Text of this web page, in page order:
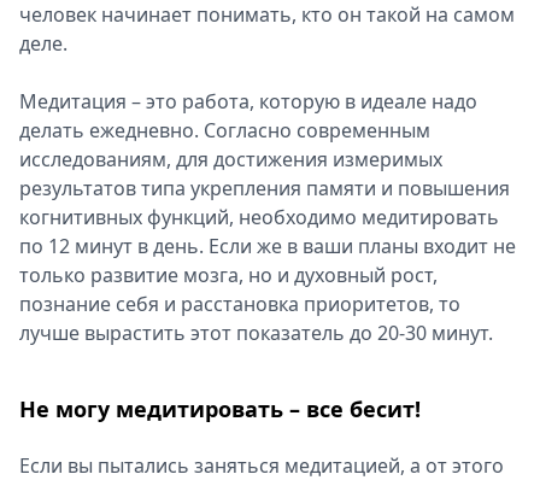
человек начинает понимать, кто он такой на самом
деле.
Медитация – это работа, которую в идеале надо
делать ежедневно. Согласно современным
исследованиям, для достижения измеримых
результатов типа укрепления памяти и повышения
когнитивных функций, необходимо медитировать
по 12 минут в день. Если же в ваши планы входит не
только развитие мозга, но и духовный рост,
познание себя и расстановка приоритетов, то
лучше вырастить этот показатель до 20-30 минут.
Не могу медитировать – все бесит!
Если вы пытались заняться медитацией, а от этого